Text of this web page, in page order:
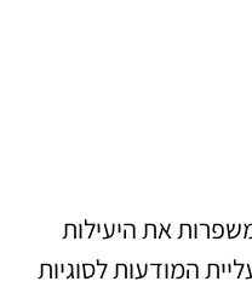
את היעילות
המודעות לסוגיות